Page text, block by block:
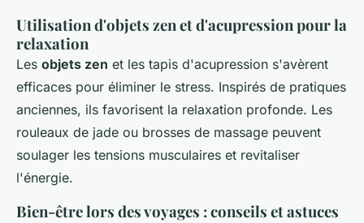
Utilisation d'objets zen et d'acupression pour la
relaxation
Les objets zen et les tapis d'acupression s'avèrent
efficaces pour éliminer le stress. Inspirés de pratiques
anciennes, ils favorisent la relaxation profonde. Les
rouleaux de jade ou brosses de massage peuvent
soulager les tensions musculaires et revitaliser
l'énergie.
Bien-être lors des voyages : conseils et astuces